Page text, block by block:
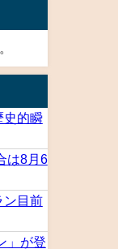
史的瞬
は8月6
ン目前
」が登